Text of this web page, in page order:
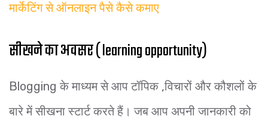
मार्केटिंग से ऑनलाइन पैसे कैसे कमाए
सीखने का अवसर ( learning opportunity)
Blogging के माध्यम से आप टॉपिक ,विचारों और कौशलों के
बारे में सीखना स्टार्ट करते हैं। जब आप अपनी जानकारी को